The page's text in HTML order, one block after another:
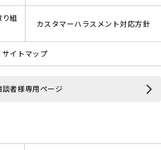
組
カスタマーハラスメント対応方針
サイトマップ
談者様専用ページ